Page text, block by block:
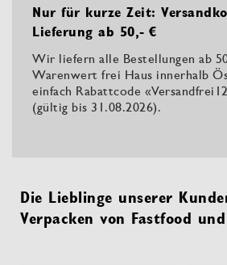
Nur für kurze Zeit:
Lieferung ab 50,- €
Wir liefern alle Bestellungen ab
Warenwert frei Haus innerhalb
einfach Rabattcode
(gültig bis 31.08.2026).
Die Lieblinge unserer
Verpacken von Fastfood